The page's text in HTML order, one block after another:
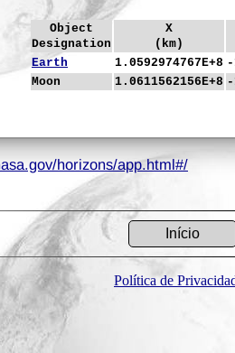
Object
Designation
X
(km)
Earth
1.0592974767E+8 -
Moon
1.0611562156E+8 -
horizons/app.html#/
Início
Política de